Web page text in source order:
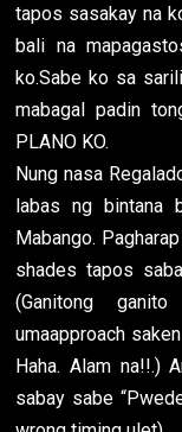
tapos sasakay na
bali na
ko.Sabe ko sa
mabagal padin
PLANO KO.
Nung nasa
labas ng bintana
Mabango.
shades tapos
(Ganitong
umaapproach
Haha. Alam na!!.)
sabay sabe